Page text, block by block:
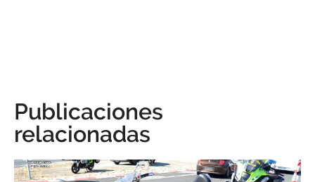
Publicaciones
relacionadas